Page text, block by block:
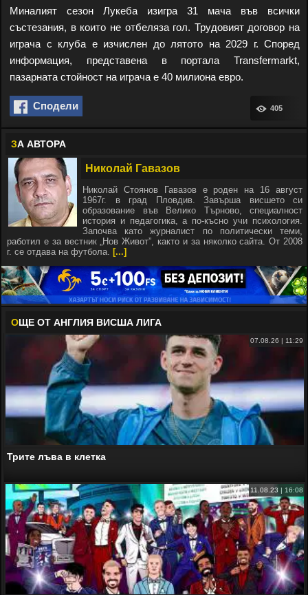
Миналият сезон Лукеба изигра 31 мача във всички
състезания, в които не отбеляза гол. Трудовият договор на
играча с клуба е изчислен до лятото на 2029 г. Според
информация, представена в портала Transfermarkt,
пазарната стойност на играча е 40 милиона евро.
Сподели 405
ЗА АВТОРА
Николай Гавазов
Николай Стоянов Гавазов е роден на 16 август
1967г. в град Пловдив. Завърша висшето си
образование във Велико Търново, специалност
история и педагогика, а по-късно учи психология.
Започва като журналист по политически теми,
работил е за вестник „Нов Живот”, както и за няколко сайта. От 2008
г. се отдава на футбола. [...]
ОЩЕ ОТ АНГЛИЯ ВИСША ЛИГА
07.08.26 | 11:29
Трите лъва в клетка
11.08.23 | 16:08